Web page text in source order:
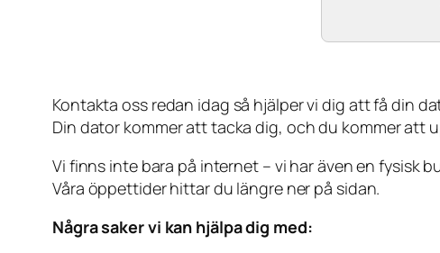
Kontakta oss redan idag så hjälper vi dig att få din
Din dator kommer att tacka dig, och du kommer att
Vi finns inte bara på internet – vi har även en fysisk
Våra öppettider hittar du längre ner på sidan.
Några saker vi kan hjälpa dig med: